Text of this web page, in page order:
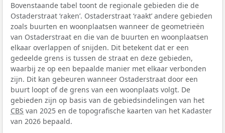
Bovenstaande tabel toont de regionale gebieden die de
Ostaderstraat ‘raken’. Ostaderstraat ‘raakt’ andere gebieden
zoals buurten en woonplaatsen wanneer de geometrieën
van Ostaderstraat en die van de buurten en woonplaatsen
elkaar overlappen of snijden. Dit betekent dat er een
gedeelde grens is tussen de straat en deze gebieden,
waarbij ze op een bepaalde manier met elkaar verbonden
zijn. Dit kan gebeuren wanneer Ostaderstraat door een
buurt loopt of de grens van een woonplaats volgt. De
gebieden zijn op basis van de gebiedsindelingen van het
CBS van 2025 en de topografische kaarten van het Kadaster
van 2026 bepaald.